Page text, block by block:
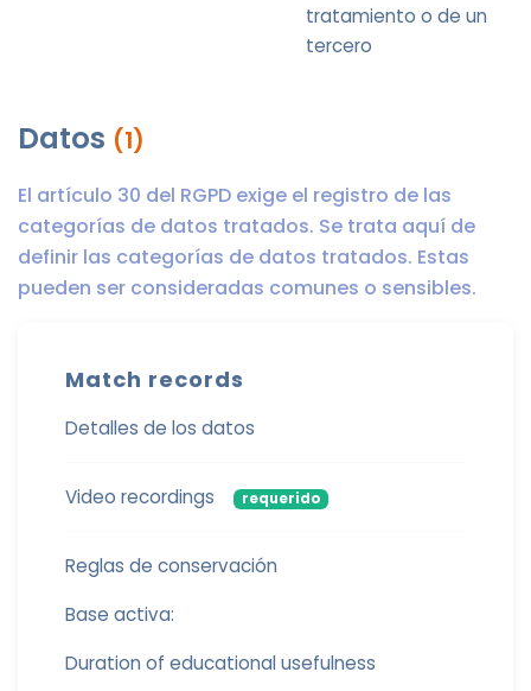
tratamiento o de un
tercero
Datos (1)
El artículo 30 del RGPD exige el registro de las
categorías de datos tratados. Se trata aquí de
definir las categorías de datos tratados. Estas
pueden ser consideradas comunes o sensibles.
Match records
Detalles de los datos
Video recordings requerido
Reglas de conservación
Base activa:
Duration of educational usefulness